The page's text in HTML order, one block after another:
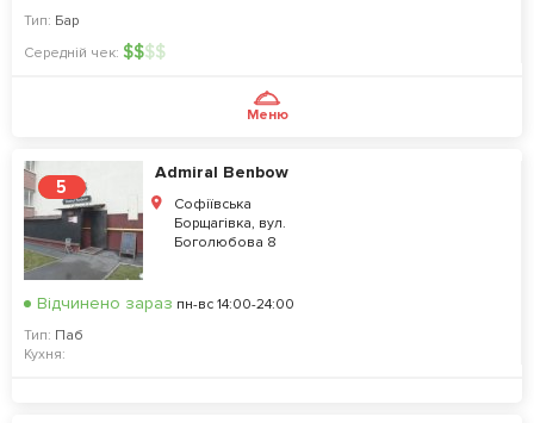
Тип: Бар
Середній чек: $$$$
Меню
5
Admiral Benbow
Софіївська
Борщагівка, вул.
Боголюбова 8
Відчинено зараз пн-вс 14:00-24:00
Тип: Паб
Кухня: